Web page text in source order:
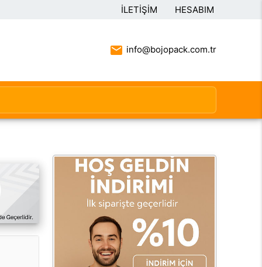
İLETIŞIM HESABIM
info@bojopack.com.tr